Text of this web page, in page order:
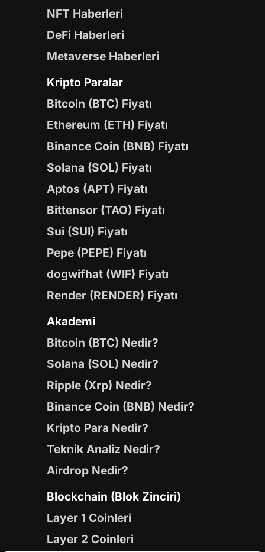
NFT Haberleri
DeFi Haberleri
Metaverse Haberleri
Kripto Paralar
Bitcoin (BTC) Fiyatı
Ethereum (ETH) Fiyatı
Binance Coin (BNB) Fiyatı
Solana (SOL) Fiyatı
Aptos (APT) Fiyatı
Bittensor (TAO) Fiyatı
Sui (SUI) Fiyatı
Pepe (PEPE) Fiyatı
dogwifhat (WIF) Fiyatı
Render (RENDER) Fiyatı
Akademi
Bitcoin (BTC) Nedir?
Solana (SOL) Nedir?
Ripple (Xrp) Nedir?
Binance Coin (BNB) Nedir?
Kripto Para Nedir?
Teknik Analiz Nedir?
Airdrop Nedir?
Blockchain (Blok Zinciri)
Layer 1 Coinleri
Layer 2 Coinleri